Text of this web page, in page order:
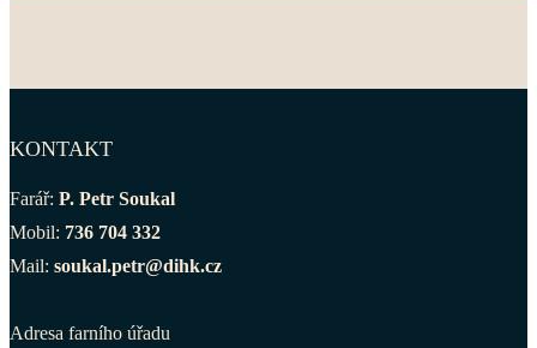
KONTAKT
Farář: P. Petr Soukal
Mobil: 736 704 332
Mail: soukal.petr@dihk.cz
Adresa farního úřadu